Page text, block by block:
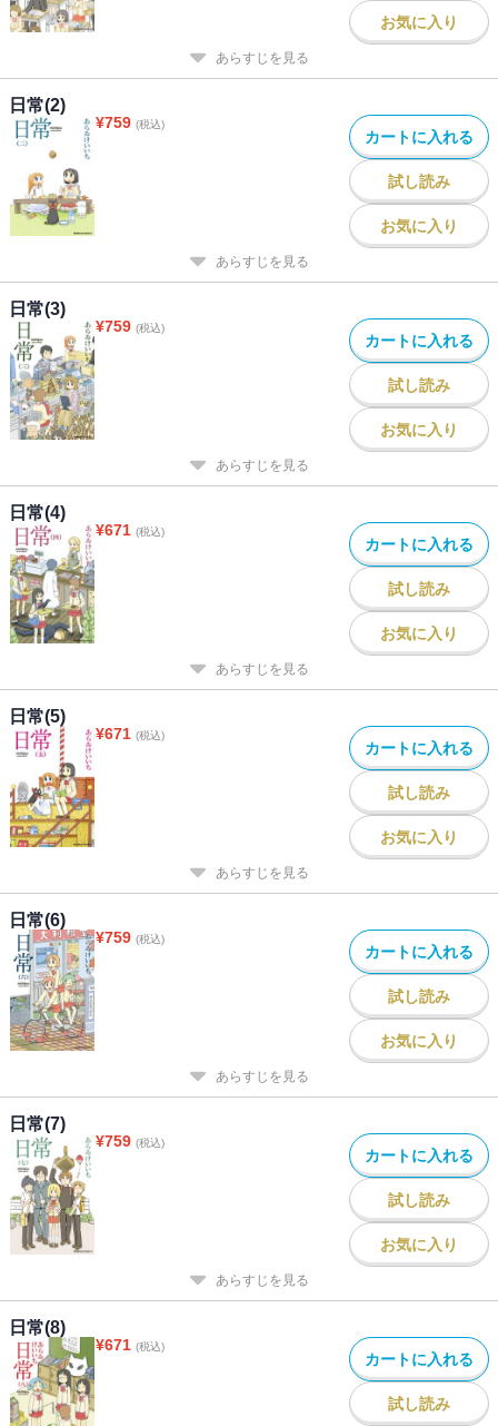
お気に入り
あらすじを見る
日常(2)
¥759 (税込)
カートに入れる
試し読み
お気に入り
あらすじを見る
日常(3)
¥759 (税込)
カートに入れる
試し読み
お気に入り
あらすじを見る
日常(4)
¥671 (税込)
カートに入れる
試し読み
お気に入り
あらすじを見る
日常(5)
¥671 (税込)
カートに入れる
試し読み
お気に入り
あらすじを見る
日常(6)
¥759 (税込)
カートに入れる
試し読み
お気に入り
あらすじを見る
日常(7)
¥759 (税込)
カートに入れる
試し読み
お気に入り
あらすじを見る
日常(8)
¥671 (税込)
カートに入れる
試し読み